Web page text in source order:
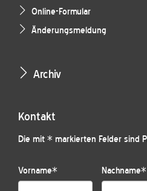
Online-Formular
Änderungsmeldung
Archiv
Kontakt
Die mit * markierten Felder sind
Vorname* Nachname*